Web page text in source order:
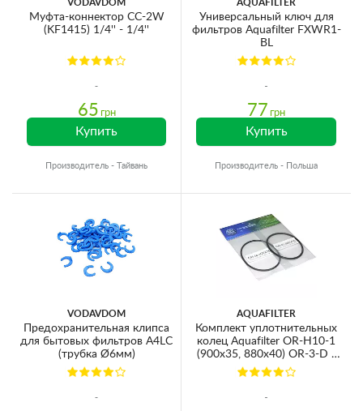
VODAVDOM
Муфта-коннектор CC-2W
(KF1415) 1/4'' - 1/4''
65 грн
Купить
Производитель - Тайвань
AQUAFILTER
Универсальный ключ для
фильтров Aquafilter FXWR1-
BL
77 грн
Купить
Производитель - Польша
VODAVDOM
Предохранительная клипса
для бытовых фильтров A4LC
(трубка Ø6мм)
AQUAFILTER
Комплект уплотнительных
колец Aquafilter OR-H10-1
(900x35, 880x40) OR-3-D /
OR-3-S